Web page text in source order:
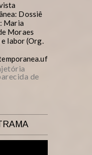
Dossiê
Maria
Moraes
e labor (Org.
de